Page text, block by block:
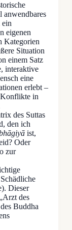
anwendbares
ein
eigenen
Kategorien
Situation
einem Satz
interaktive
eine
erlebt –
Konflikte in
des Suttas
den ich
ist,
Oder
zur
Dieser
des
Buddha